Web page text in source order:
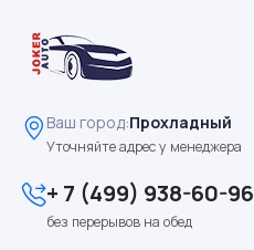
Ваш город:Прохладный
Уточняйте адрес у менеджера
+ 7 (499) 938-60-96
без перерывов на обед